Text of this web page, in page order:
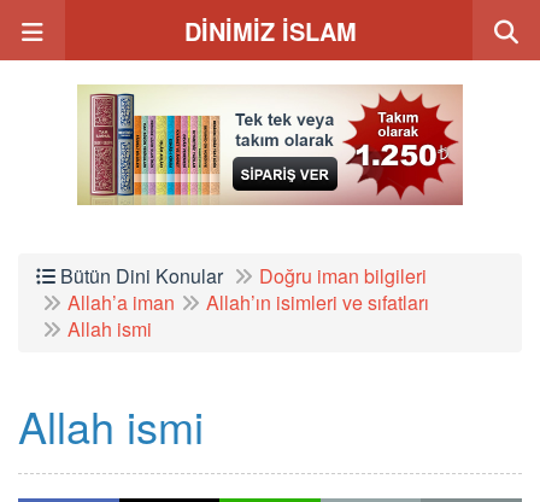
DİNİMİZ İSLAM
Bütün Dini Konular
Doğru iman bilgileri
Allah’a iman
Allah’ın isimleri ve sıfatları
Allah ismi
Allah ismi